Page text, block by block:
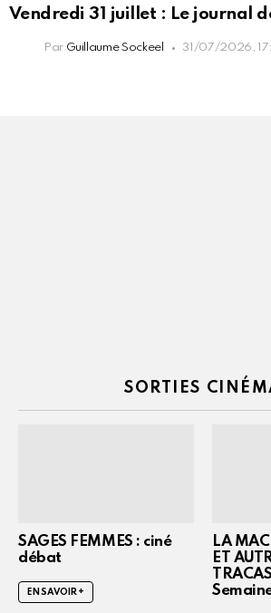
Vendredi 31 juillet : Le journal
Par Guillaume Sockeel 31/07/2026,
SORTIES
SAGES FEMMES : ciné
débat
EN SAVOIR +
LA
ET